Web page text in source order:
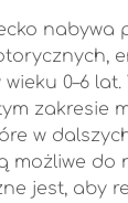
nabywa
0–6 lat.
zakresie
w
możliwe do
jest, aby